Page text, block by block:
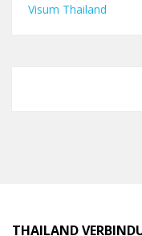
Visum Thailand
THAILAND